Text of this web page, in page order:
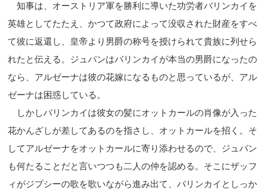
知事は、オーストリア軍を勝利に導いた功労者バリンカイを
英雄としてたたえ、かつて政府によって没収された財産をすべ
て彼に返還し、皇帝より男爵の称号を授けられて貴族に列せら
れたと伝える。ジュパンはバリンカイが本当の男爵になったの
なら、アルゼーナは彼の花嫁になるものと思っているが、アル
ゼーナは困惑している。
しかしバリンカイは彼女の髪にオットカールの肖像が入った
花かんざしが差してあるのを指さし、オットカールを招く。そ
してアルゼーナをオットカールに寄り添わせるので、ジュパン
も何たることだと言いつつも二人の仲を認める。そこにザッフ
ィがジプシーの歌を歌いながら進み出て、バリンカイとしっか